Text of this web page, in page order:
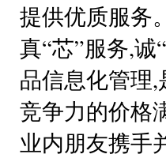
提供优质服务。
真“芯”服务,
品信息化管理
竞争力的价格
业内朋友携手